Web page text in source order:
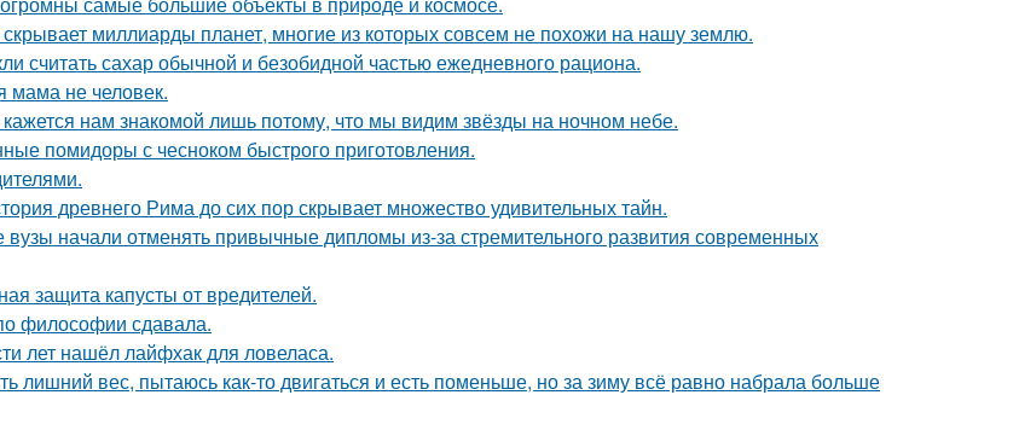
миллиарды планет, многие из которых совсем не похожи на нашу землю.
считать сахар обычной и безобидной частью ежедневного рациона.
не человек.
нам знакомой лишь потому, что мы видим звёзды на ночном небе.
помидоры с чесноком быстрого приготовления.
древнего Рима до сих пор скрывает множество удивительных тайн.
вузы начали отменять привычные дипломы из-за стремительного развития современных
защита капусты от вредителей.
философии сдавала.
лет нашёл лайфхак для ловеласа.
лишний вес, пытаюсь как-то двигаться и есть поменьше, но за зиму всё равно набрала больше